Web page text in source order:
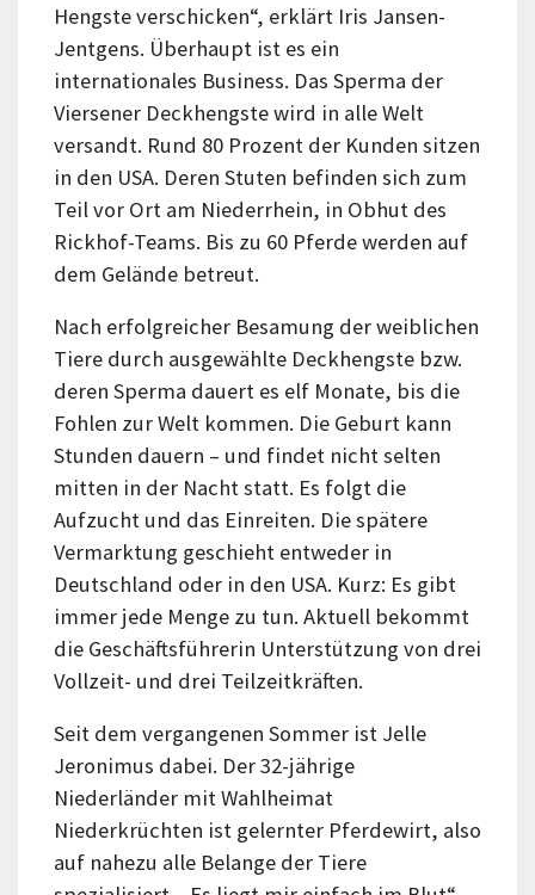
Hengste verschicken“, erklärt Iris Jansen-
Jentgens. Überhaupt ist es ein
internationales Business. Das Sperma der
Viersener Deckhengste wird in alle Welt
versandt. Rund 80 Prozent der Kunden sitzen
in den USA. Deren Stuten befinden sich zum
Teil vor Ort am Niederrhein, in Obhut des
Rickhof-Teams. Bis zu 60 Pferde werden auf
dem Gelände betreut.
Nach erfolgreicher Besamung der weiblichen
Tiere durch ausgewählte Deckhengste bzw.
deren Sperma dauert es elf Monate, bis die
Fohlen zur Welt kommen. Die Geburt kann
Stunden dauern – und findet nicht selten
mitten in der Nacht statt. Es folgt die
Aufzucht und das Einreiten. Die spätere
Vermarktung geschieht entweder in
Deutschland oder in den USA. Kurz: Es gibt
immer jede Menge zu tun. Aktuell bekommt
die Geschäftsführerin Unterstützung von drei
Vollzeit- und drei Teilzeitkräften.
Seit dem vergangenen Sommer ist Jelle
Jeronimus dabei. Der 32-jährige
Niederländer mit Wahlheimat
Niederkrüchten ist gelernter Pferdewirt, also
auf nahezu alle Belange der Tiere